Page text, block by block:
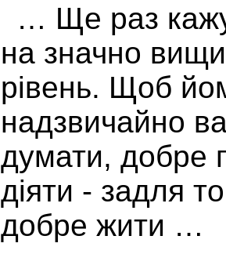
… Ще раз
на значно
рівень. Щоб
надзвичайно
дума­ти, добре
діяти - задля
добре жити …